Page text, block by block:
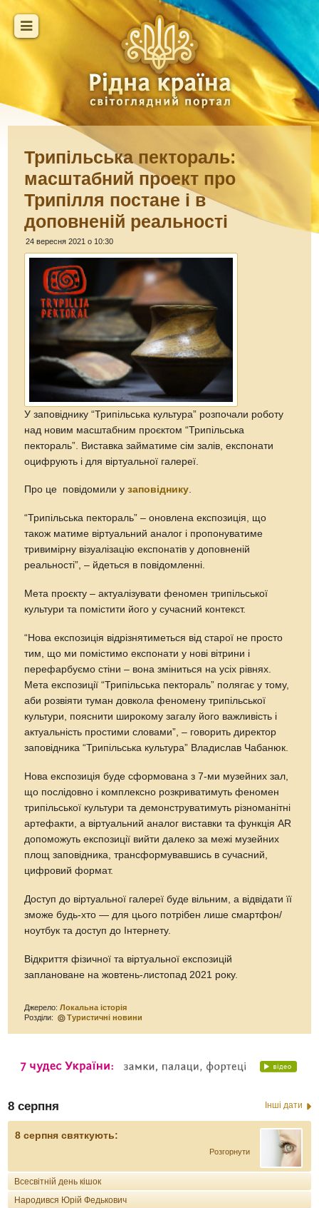
Трипільська пектораль:
масштабний проект про
Трипілля постане і в
доповненій реальності
24 вересня 2021 о 10:30
У заповіднику “Трипільська культура” розпочали роботу
над новим масштабним проєктом “Трипільська
пектораль”. Виставка займатиме сім залів, експонати
оцифрують і для віртуальної галереї.
Про це повідомили узаповіднику.
“Трипільська пектораль” – оновлена експозиція, що
також матиме віртуальний аналог і пропонуватиме
тривимірну візуалізацію експонатів у доповненій
реальності”, – йдеться в повідомленні.
Мета проєкту – актуалізувати феномен трипільської
культури та помістити його у сучасний контекст.
“Нова експозиція відрізнятиметься від старої не просто
тим, що ми помістимо експонати у нові вітрини і
перефарбуємо стіни – вона зміниться на усіх рівнях.
Мета експозиції “Трипільська пектораль” полягає у тому,
аби розвіяти туман довкола феномену трипільської
культури, пояснити широкому загалу його важливість і
актуальність простими словами”, – говорить директор
заповідника “Трипільська культура” Владислав Чабанюк.
Нова експозиція буде сформована з 7-ми музейних зал,
що послідовно і комплексно розкриватимуть феномен
трипільської культури та демонструватимуть різноманітні
артефакти, а віртуальний аналог виставки та функція AR
допоможуть експозиції вийти далеко за межі музейних
площ заповідника, трансформувавшись в сучасний,
цифровий формат.
Доступ до віртуальної галереї буде вільним, а відвідати її
зможе будь-хто — для цього потрібен лише смартфон/
ноутбук та доступ до Інтернету.
Відкриття фізичної та віртуальної експозицій
заплановане на жовтень-листопад 2021 року.
Джерело:Локальна історія
Розділи:
Туристичні новини
8 серпня Інші дати
8 серпня святкують:
Розгорнути
Всесвітній день кішок
Народився Юрій Федькович